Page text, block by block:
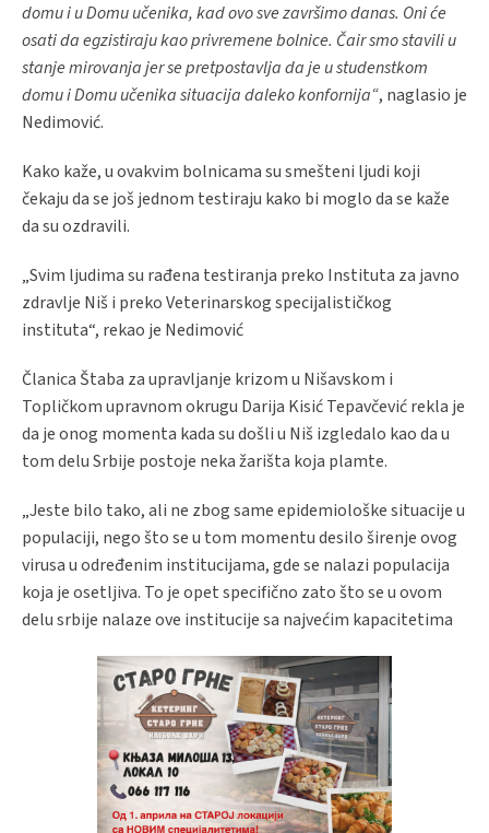
domu i u Domu učenika, kad ovo sve završimo danas. Oni će
osati da egzistiraju kao privremene bolnice. Čair smo stavili u
stanje mirovanja jer se pretpostavlja da je u studenstkom
domu i Domu učenika situacija daleko konfornija“, naglasio je
Nedimović.
Kako kaže, u ovakvim bolnicama su smešteni ljudi koji
čekaju da se još jednom testiraju kako bi moglo da se kaže
da su ozdravili.
„Svim ljudima su rađena testiranja preko Instituta za javno
zdravlje Niš i preko Veterinarskog specijalističkog
instituta“, rekao je Nedimović
Članica Štaba za upravljanje krizom u Nišavskom i
Topličkom upravnom okrugu Darija Kisić Tepavčević rekla je
da je onog momenta kada su došli u Niš izgledalo kao da u
tom delu Srbije postoje neka žarišta koja plamte.
„Jeste bilo tako, ali ne zbog same epidemiološke situacije u
populaciji, nego što se u tom momentu desilo širenje ovog
virusa u određenim institucijama, gde se nalazi populacija
koja je osetljiva. To je opet specifično zato što se u ovom
delu srbije nalaze ove institucije sa najvećim kapacitetima